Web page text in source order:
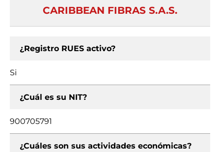
CARIBBEAN FIBRAS S.A.S.
¿Registro RUES activo?
Si
¿Cuál es su NIT?
900705791
¿Cuáles son sus actividades económicas?